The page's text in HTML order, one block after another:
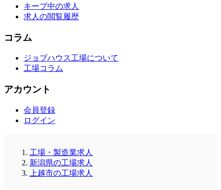
キープ中の求人
求人の閲覧履歴
コラム
ジョブハウス工場について
工場コラム
アカウント
会員登録
ログイン
工場・製造業求人
新潟県の工場求人
上越市の工場求人